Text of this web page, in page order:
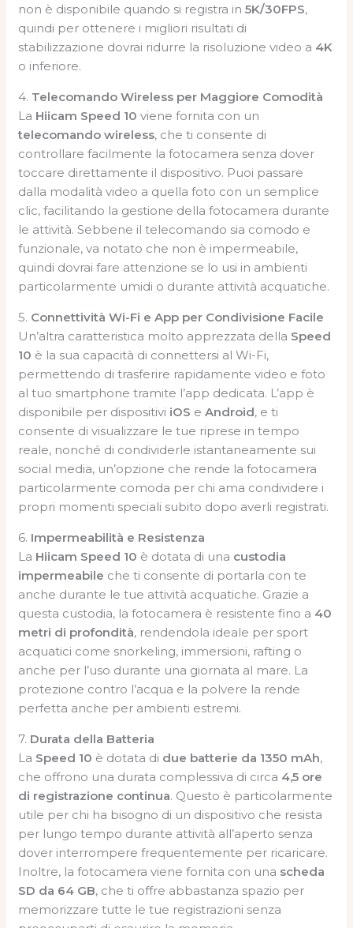
non è disponibile quando si registra in5K/30FPS,
quindi per ottenere i migliori risultati di
stabilizzazione dovrai ridurre la risoluzione video a 4K
o inferiore.
4. Telecomando Wireless per Maggiore Comodità
La Hiicam Speed 10 viene fornita con un
telecomando wireless, che ti consente di
controllare facilmente la fotocamera senza dover
toccare direttamente il dispositivo. Puoi passare
dalla modalità video a quella foto con un semplice
clic, facilitando la gestione della fotocamera durante
le attività. Sebbene il telecomando sia comodo e
funzionale, va notato che non è impermeabile,
quindi dovrai fare attenzione se lo usi in ambienti
particolarmente umidi o durante attività acquatiche.
5. Connettività Wi-Fi e App per Condivisione Facile
Un’altra caratteristica molto apprezzata della Speed
10 è la sua capacità di connettersi al Wi-Fi,
permettendo di trasferire rapidamente video e foto
al tuo smartphone tramite l’app dedicata. L’app è
disponibile per dispositivi iOS eAndroid, e ti
consente di visualizzare le tue riprese in tempo
reale, nonché di condividerle istantaneamente sui
social media, un’opzione che rende la fotocamera
particolarmente comoda per chi ama condividere i
propri momenti speciali subito dopo averli registrati.
6. Impermeabilità e Resistenza
La Hiicam Speed 10 è dotata di una custodia
impermeabile che ti consente di portarla con te
anche durante le tue attività acquatiche. Grazie a
questa custodia, la fotocamera è resistente fino a 40
metri di profondità, rendendola ideale per sport
acquatici come snorkeling, immersioni, rafting o
anche per l’uso durante una giornata al mare. La
protezione contro l’acqua e la polvere la rende
perfetta anche per ambienti estremi.
7. Durata della Batteria
La Speed 10 è dotata di due batterie da 1350 mAh,
che offrono una durata complessiva di circa 4,5 ore
di registrazione continua. Questo è particolarmente
utile per chi ha bisogno di un dispositivo che resista
per lungo tempo durante attività all’aperto senza
dover interrompere frequentemente per ricaricare.
Inoltre, la fotocamera viene fornita con una scheda
SD da 64 GB, che ti offre abbastanza spazio per
memorizzare tutte le tue registrazioni senza